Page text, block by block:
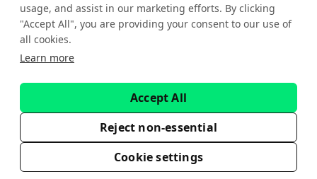
usage, and assist in our marketing efforts. By clicking
"Accept All", you are providing your consent to our use of
all cookies.
Learn more
Accept All
Reject non-essential
Cookie settings
LinkedIn
YouTube
X Instagram
Facebook
ไทย
ลิข​สิทธิ์ © 2026 Spotware Systems Ltd. cTrader®, Open Trading Platform®,
Chart Streams®, ChartShot®, Traders First®. สงวน​ลิข​สิทธิ์ Spotware
Systems Ltd ให้บริ​การแพลต​ฟอร์​ม​เป็น​บริ​การและ​การ​พัฒ​นา​ซอฟต์​แวร์ ข้อ​มูลบน​
เว็บ​ไซต์​นี้มี​ไว้​เพื่อ​วัต​ถุ​ประ​สงค์​ให้ข้อ​มูล​ทั่ว​ไป​เท่า​นั้น และ​ไม่ถือ​เป็น​คำ​แนะ​นำ​ทาง​
การ​เงิน​หรือ​การลง​ทุน Spotware ไม่​ได้​ชัก​ชวน​นัก​ลง​ทุน​ราย​ย่อย การพึ่ง​พา​ข้อ​มูลนี้​
นโย​บาย​ความ​เป็น​ส่วน​ตัวเงื่อน​ไขการ​ให้บริ​การ